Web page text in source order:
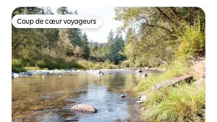
Coup de cœur voyageurs
Coup de cœur voyageurs